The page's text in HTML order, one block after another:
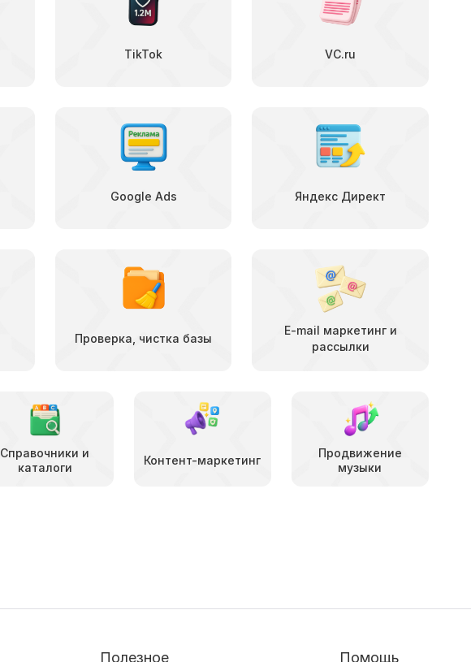
TikTok VC.ru
Google Ads Яндекс Директ
Проверка, чистка базы
E-mail маркетинг и
рассылки
Справочники и
каталоги
Контент-маркетинг
Продвижение
музыки
Полезное Помощь